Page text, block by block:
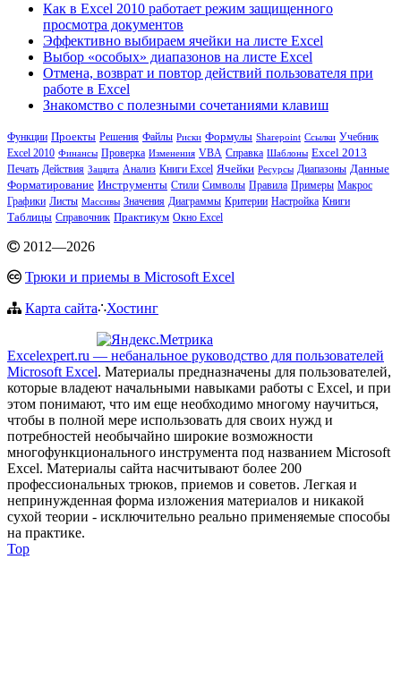
Как в Excel 2010 работает режим защищенного
просмотра документов
Эффективно выбираем ячейки на листе Excel
Выбор «особых» диапазонов на листе Excel
Отмена, возврат и повтор действий пользователя при
работе в Excel
Знакомство с полезными сочетаниями клавиш
Функции Проекты Решения Файлы Риски Формулы Sharepoint Ссылки Учебник
Excel 2010 Финансы Проверка Изменения VBA Справка Шаблоны Excel 2013
Печать Действия Защита Анализ Книги Excel Ячейки Ресурсы Диапазоны Данные
Форматирование Инструменты Стили Символы Правила Примеры Макрос
Графики Листы Массивы Значения Диаграммы Критерии Настройка Книги
Таблицы Справочник Практикум Окно Excel
2012—2026
Трюки и приемы в Microsoft Excel
Карта сайта∴Хостинг
Excelexpert.ru — небанальное руководство для пользователей
Microsoft Excel. Материалы предназначены для пользователей,
которые владеют начальными навыками работы с Excel, и при
этом понимают, что им еще необходимо многому научиться,
чтобы в полной мере использовать для своих нужд и
потребностей необычайно широкие возможности
многофункционального инструмента под названием Microsoft
Excel. Материалы сайта насчитывают более 200
профессиональных трюков, приемов и советов. Легкая и
непринужденная форма изложения материалов и никакой
сухой теории - исключительно реально применяемые способы
на практике.
Top